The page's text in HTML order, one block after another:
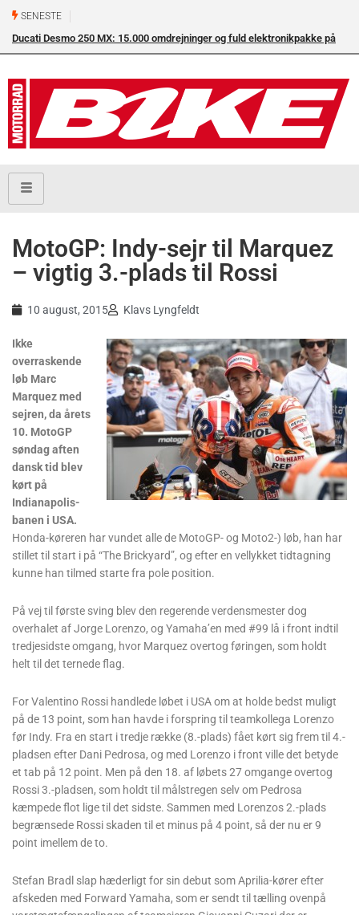
SENESTE
Ducati Desmo 250 MX: 15.000 omdrejninger og fuld elektronikpakke på
MotoGP: Indy-sejr til Marquez
– vigtig 3.-plads til Rossi
10 august, 2015 Klavs Lyngfeldt
Ikke
overraskende
løb Marc
Marquez med
sejren, da årets
10. MotoGP
søndag aften
dansk tid blev
kørt på
Indianapolis-
banen i USA.
Honda-køreren har vundet alle de MotoGP- og Moto2-) løb, han har
stillet til start i på “The Brickyard”, og efter en vellykket tidtagning
kunne han tilmed starte fra pole position.
På vej til første sving blev den regerende verdensmester dog
overhalet af Jorge Lorenzo, og Yamaha’en med #99 lå i front indtil
tredjesidste omgang, hvor Marquez overtog føringen, som holdt
helt til det ternede flag.
For Valentino Rossi handlede løbet i USA om at holde bedst muligt
på de 13 point, som han havde i forspring til teamkollega Lorenzo
før Indy. Fra en start i tredje række (8.-plads) fået kørt sig frem til 4.-
pladsen efter Dani Pedrosa, og med Lorenzo i front ville det betyde
et tab på 12 point. Men på den 18. af løbets 27 omgange overtog
Rossi 3.-pladsen, som holdt til målstregen selv om Pedrosa
kæmpede flot lige til det sidste. Sammen med Lorenzos 2.-plads
begrænsede Rossi skaden til et minus på 4 point, så der nu er 9
point imellem de to.
Stefan Bradl slap hæderligt for sin debut som Aprilia-kører efter
afskeden med Forward Yamaha, som er sendt til tælling ovenpå